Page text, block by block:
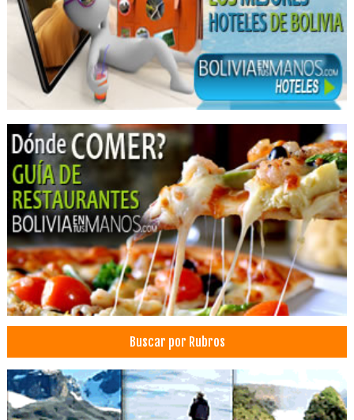
Médicos Ginecólogos y Obstetras
Médico ginecólogo
Empaques
Equipos Industriales
Industrias: Máquinas y Equipos
Maquinaria Industrial
Máquinas Industriales
Centros Culturales
Eventos
Médico Cirujano
Cirugía general
Cirugía torácica
Broncoscopía
Centros Médicos
Estética Integral
Estética Corporal
Buscar por Rubros